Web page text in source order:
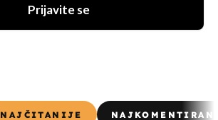
Prijavite se
NAJČITANIJE